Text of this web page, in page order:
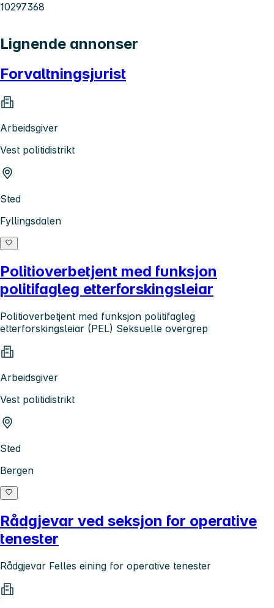
10297368
Lignende annonser
Forvaltningsjurist
Arbeidsgiver
Vest politidistrikt
Sted
Fyllingsdalen
Politioverbetjent med funksjon
politifagleg etterforskingsleiar
Politioverbetjent med funksjon politifagleg
etterforskingsleiar (PEL) Seksuelle overgrep
Arbeidsgiver
Vest politidistrikt
Sted
Bergen
Rådgjevar ved seksjon for operative
tenester
Rådgjevar Felles eining for operative tenester